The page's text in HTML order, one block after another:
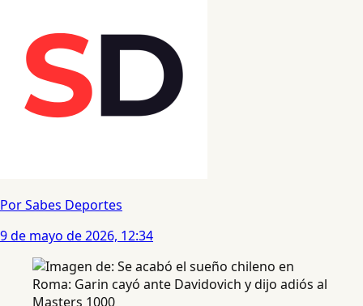
Por Sabes Deportes
9 de mayo de 2026, 12:34